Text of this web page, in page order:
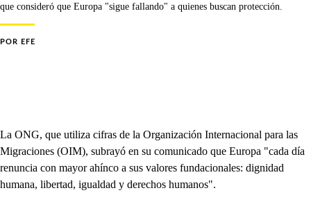
que consideró que Europa "sigue fallando" a quienes buscan protección.
POR EFE
La ONG, que utiliza cifras de la Organización Internacional para las
Migraciones (OIM), subrayó en su comunicado que Europa "cada día
renuncia con mayor ahínco a sus valores fundacionales: dignidad
humana, libertad, igualdad y derechos humanos".